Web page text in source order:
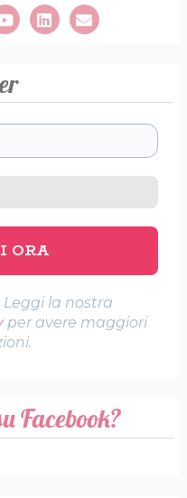
la nostra
per avere maggiori
Facebook?